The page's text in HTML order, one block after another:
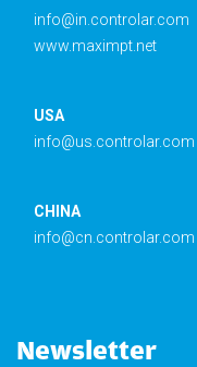
info@in.controlar.com
www.maximpt.net
USA
info@us.controlar.com
CHINA
info@cn.controlar.com
Newsletter